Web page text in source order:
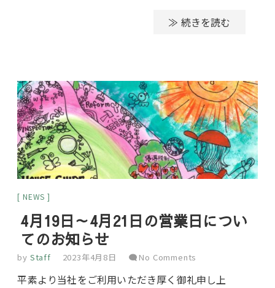
≫ 続きを読む
NEWS
4月19日～4月21日の営業日につい
てのお知らせ
by Staff 2023年4月8日 No Comments
平素より当社をご利用いただき厚く御礼申し上